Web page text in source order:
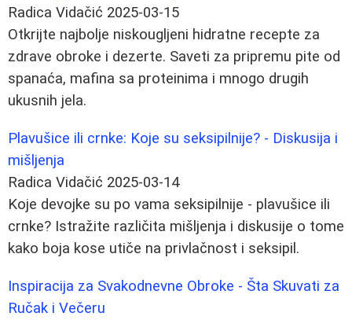
Radica Vidačić 2025-03-15
Otkrijte najbolje niskougljeni hidratne recepte za
zdrave obroke i dezerte. Saveti za pripremu pite od
spanaća, mafina sa proteinima i mnogo drugih
ukusnih jela.
Plavušice ili crnke: Koje su seksipilnije? - Diskusija i
mišljenja
Radica Vidačić 2025-03-14
Koje devojke su po vama seksipilnije - plavušice ili
crnke? Istražite različita mišljenja i diskusije o tome
kako boja kose utiče na privlačnost i seksipil.
Inspiracija za Svakodnevne Obroke - Šta Skuvati za
Ručak i Večeru